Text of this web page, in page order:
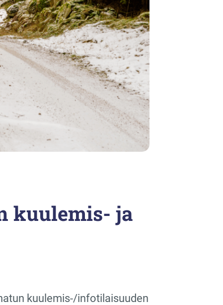
kuulemis- ja
kuulemis-/infotilaisuuden